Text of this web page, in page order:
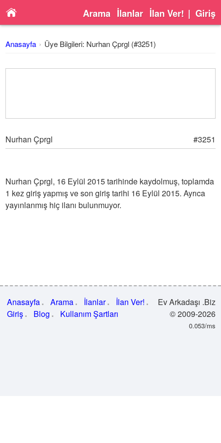
Arama İlanlar İlan Ver! | Giriş
Anasayfa Üye Bilgileri: Nurhan Çprgl (#3251)
Nurhan Çprgl #3251
Nurhan Çprgl, 16 Eylül 2015 tarihinde kaydolmuş, toplamda
1 kez giriş yapmış ve son giriş tarihi 16 Eylül 2015. Ayrıca
yayınlanmış hiç ilanı bulunmuyor.
Anasayfa Arama İlanlar
İlan Ver!
Giriş
Blog Kullanım Şartları
Ev Arkadaşı .Biz
© 2009-2026
0.053/ms